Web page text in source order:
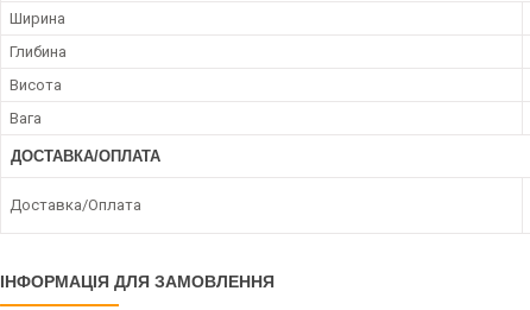
Ширина
Глибина
Висота
Вага
ДОСТАВКА/ОПЛАТА
Доставка/Оплата
ІНФОРМАЦІЯ ДЛЯ ЗАМОВЛЕННЯ